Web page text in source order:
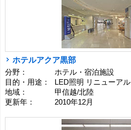
ホテルアクア黒部
分野：
ホテル・宿泊施設
目的・用途：
LED照明 リニューアル
地域：
甲信越/北陸
更新年：
2010年12月